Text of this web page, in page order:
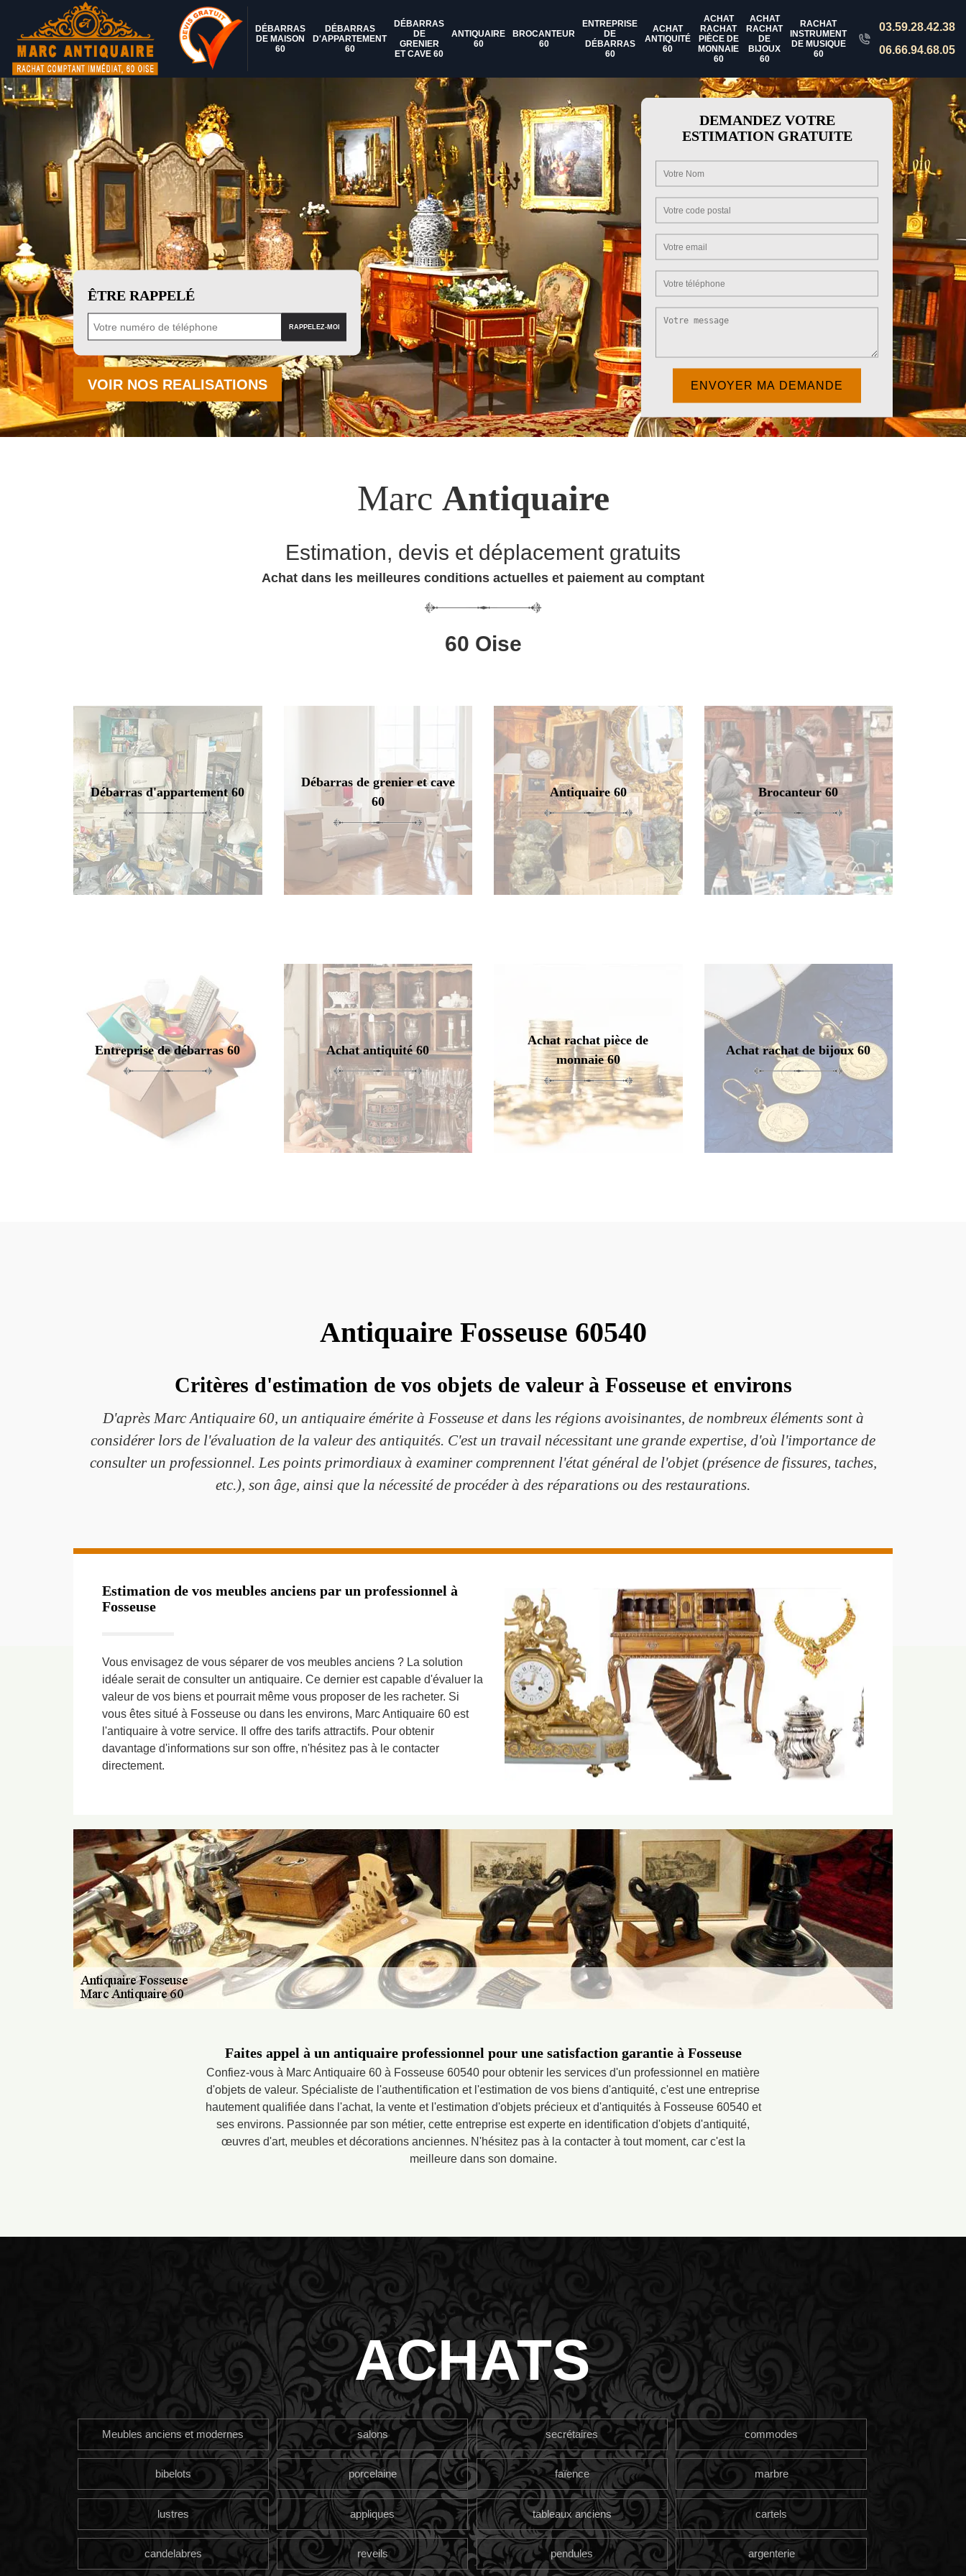
DÉBARRAS
DE MAISON
60
DÉBARRAS
D'APPARTEMENT
60
DÉBARRAS
DE
GRENIER
ET CAVE 60
ANTIQUAIRE
60
BROCANTEUR
60
ENTREPRISE
DE
DÉBARRAS
60
ACHAT
ANTIQUITÉ
60
ACHAT
RACHAT
PIÈCE DE
MONNAIE
60
ACHAT
RACHAT
DE
BIJOUX
60
RACHAT
INSTRUMENT
DE MUSIQUE
60
03.59.28.42.38
06.66.94.68.05
ÊTRE RAPPELÉ
VOIR NOS REALISATIONS
DEMANDEZ VOTRE
ESTIMATION GRATUITE
Marc Antiquaire
Estimation, devis et déplacement gratuits
Achat dans les meilleures conditions actuelles et paiement au comptant
60 Oise
Débarras d'appartement 60
Débarras de grenier et cave
60
Antiquaire 60 Brocanteur 60
Entreprise de débarras 60 Achat antiquité 60
Achat rachat pièce de
monnaie 60
Achat rachat de bijoux 60
Antiquaire Fosseuse 60540
Critères d'estimation de vos objets de valeur à Fosseuse et environs
D'après Marc Antiquaire 60, un antiquaire émérite à Fosseuse et dans les régions avoisinantes, de nombreux éléments sont à
considérer lors de l'évaluation de la valeur des antiquités. C'est un travail nécessitant une grande expertise, d'où l'importance de
consulter un professionnel. Les points primordiaux à examiner comprennent l'état général de l'objet (présence de fissures, taches,
etc.), son âge, ainsi que la nécessité de procéder à des réparations ou des restaurations.
Estimation de vos meubles anciens par un professionnel à
Fosseuse
Vous envisagez de vous séparer de vos meubles anciens ? La solution
idéale serait de consulter un antiquaire. Ce dernier est capable d'évaluer la
valeur de vos biens et pourrait même vous proposer de les racheter. Si
vous êtes situé à Fosseuse ou dans les environs, Marc Antiquaire 60 est
l'antiquaire à votre service. Il offre des tarifs attractifs. Pour obtenir
davantage d'informations sur son offre, n'hésitez pas à le contacter
directement.
Faites appel à un antiquaire professionnel pour une satisfaction garantie à Fosseuse
Confiez-vous à Marc Antiquaire 60 à Fosseuse 60540 pour obtenir les services d'un professionnel en matière
d'objets de valeur. Spécialiste de l'authentification et l'estimation de vos biens d'antiquité, c'est une entreprise
hautement qualifiée dans l'achat, la vente et l'estimation d'objets précieux et d'antiquités à Fosseuse 60540 et
ses environs. Passionnée par son métier, cette entreprise est experte en identification d'objets d'antiquité,
œuvres d'art, meubles et décorations anciennes. N'hésitez pas à la contacter à tout moment, car c'est la
meilleure dans son domaine.
ACHATS
Meubles anciens et modernes salons secrétaires commodes
bibelots porcelaine faïence marbre
lustres appliques tableaux anciens cartels
candelabres reveils pendules argenterie